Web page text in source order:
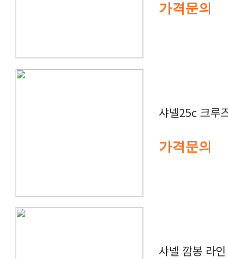
가격문의
샤넬25c 크루
가격문의
샤넬 깜봉 라